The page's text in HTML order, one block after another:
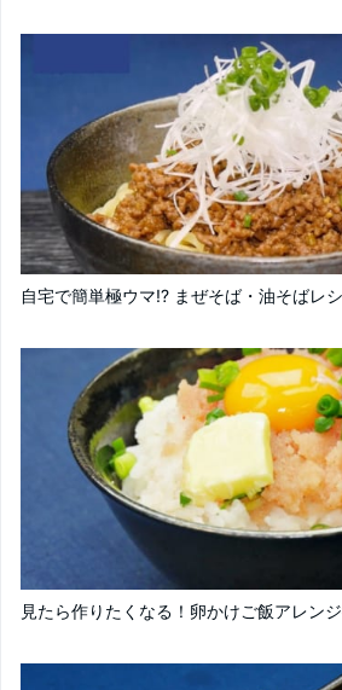
自宅で簡単極ウマ!? まぜそば・油そばレ
見たら作りたくなる！卵かけご飯アレン